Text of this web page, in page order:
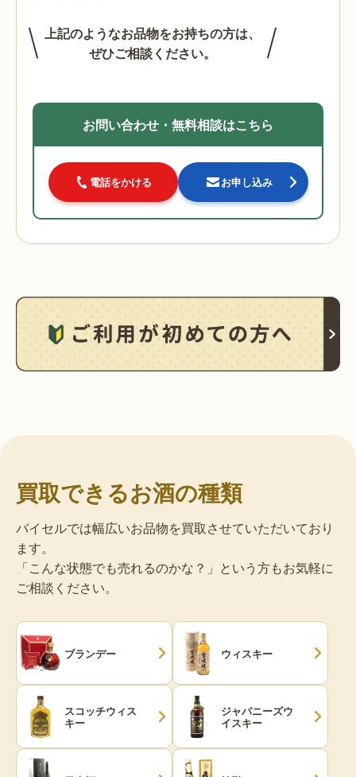
上記のようなお品物をお持ちの方は、
ぜひご相談ください。
お問い合わせ・無料相談はこちら
電話をかける お申し込み
買取できるお酒の種類
バイセルでは幅広いお品物を買取させていただいており
ます。
「こんな状態でも売れるのかな？」という方もお気軽に
ご相談ください。
ブランデー ウィスキー
スコッチウィス
キー
ジャパニーズウ
イスキー